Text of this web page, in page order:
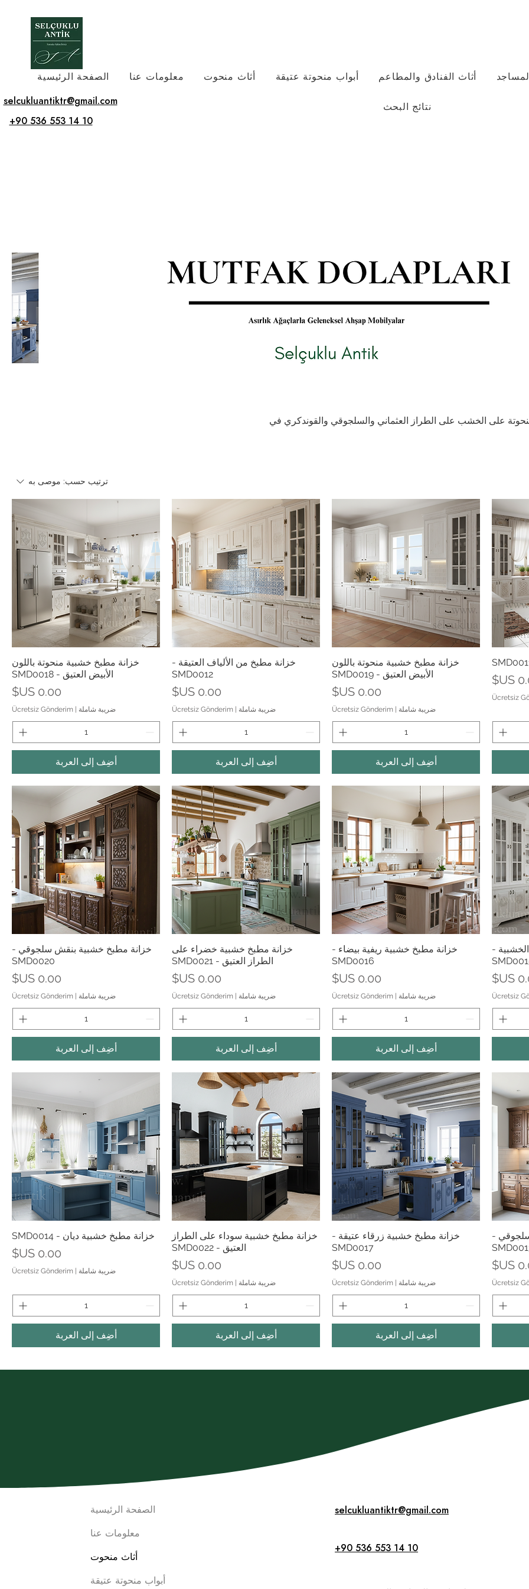
selcukluantiktr@gmail.com
+90 536 553 14 10
الصفحة الرئيسية معلومات عنا أثاث منحوت أبواب منحوتة عتيقة أثاث الفنادق والمطاعم
نتائج البحث
على الخشب على الطراز العثماني والسلجوقي والقوندكري في
ترتيب حسب: موصى به
Ücretsiz
العرض السريع
خزانة مطبخ خشبية منحوتة باللون
الأبيض العتيق - SMD0019
السعر
ضريبة شاملة Ücretsiz Gönderim
أضِف إلى العربة
العرض السريع
خزانة مطبخ من الألياف العتيقة -
SMD0012
السعر
ضريبة شاملة Ücretsiz Gönderim
أضِف إلى العربة
العرض السريع
خزانة مطبخ خشبية منحوتة باللون
الأبيض العتيق - SMD0018
السعر
ضريبة شاملة Ücretsiz Gönderim
أضِف إلى العربة
-
Ücretsiz
العرض السريع
خزانة مطبخ خشبية ريفية بيضاء -
SMD0016
السعر
ضريبة شاملة Ücretsiz Gönderim
أضِف إلى العربة
العرض السريع
خزانة مطبخ خشبية خضراء على
الطراز العتيق - SMD0021
السعر
ضريبة شاملة Ücretsiz Gönderim
أضِف إلى العربة
العرض السريع
خزانة مطبخ خشبية بنقش سلجوقي -
SMD0020
السعر
ضريبة شاملة Ücretsiz Gönderim
أضِف إلى العربة
-
Ücretsiz
العرض السريع
خزانة مطبخ خشبية زرقاء عتيقة -
SMD0017
السعر
ضريبة شاملة Ücretsiz Gönderim
أضِف إلى العربة
العرض السريع
خزانة مطبخ خشبية سوداء على الطراز
العتيق - SMD0022
السعر
ضريبة شاملة Ücretsiz Gönderim
أضِف إلى العربة
العرض السريع
خزانة مطبخ خشبية ديان - SMD0014
السعر
ضريبة شاملة Ücretsiz Gönderim
أضِف إلى العربة
الصفحة الرئيسية
معلومات عنا
أثاث منحوت
أبواب منحوتة عتيقة
selcukluantiktr@gmail.com
+90 536 553 14 10